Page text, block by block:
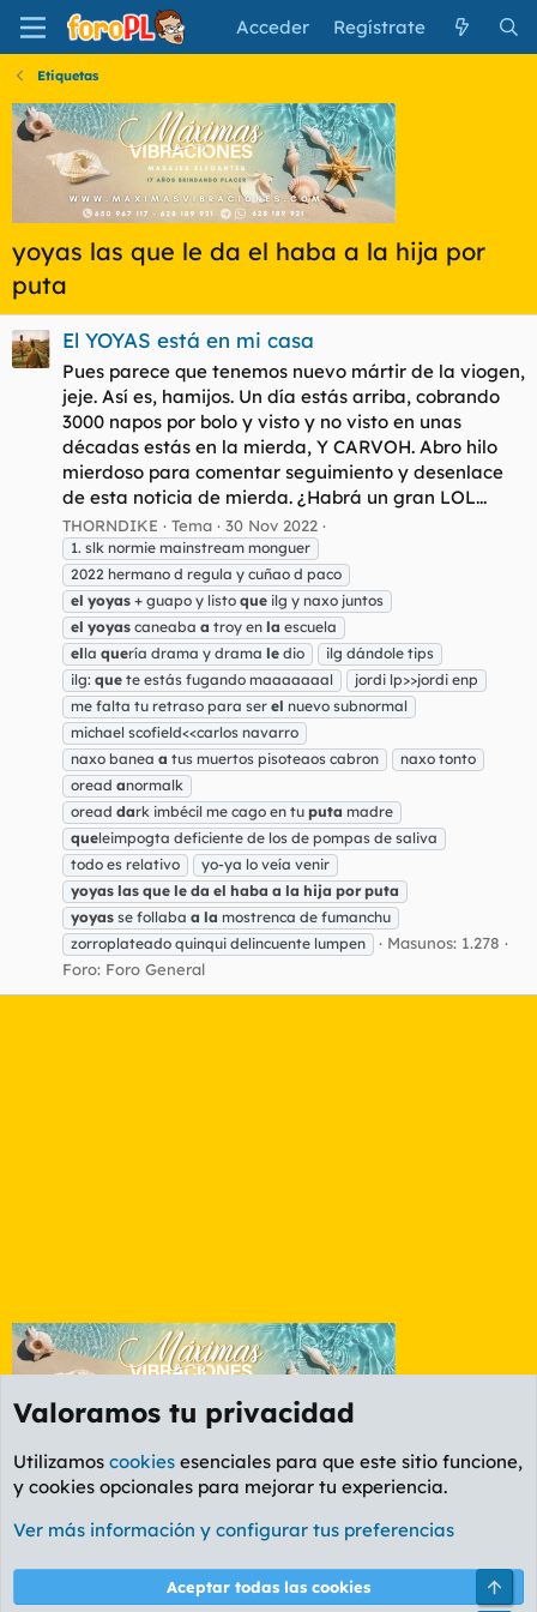
Acceder Regístrate
Etiquetas
yoyas las que le da el haba a la hija por
puta
El YOYAS está en mi casa
Pues parece que tenemos nuevo mártir de la viogen,
jeje. Así es, hamijos. Un día estás arriba, cobrando
3000 napos por bolo y visto y no visto en unas
décadas estás en la mierda, Y CARVOH. Abro hilo
mierdoso para comentar seguimiento y desenlace
de esta noticia de mierda. ¿Habrá un gran LOL...
THORNDIKE Tema 30 Nov 2022
1. slk normie mainstream monguer
2022 hermano d regula y cuñao d paco
el yoyas + guapo y listo que ilg y naxo juntos
el yoyas caneaba a troy en la escuela
ella quería drama y drama le dio
ilg dándole tips
ilg: que te estás fugando maaaaaaal
jordi lp>>jordi enp
me falta tu retraso para ser el nuevo subnormal
michael scofield<<carlos navarro
naxo banea a tus muertos pisoteaos cabron
naxo tonto
oread anormalk
oread dark imbécil me cago en tu puta madre
queleimpogta deficiente de los de pompas de saliva
todo es relativo
yo-ya lo veía venir
yoyas las que le da el haba a la hija por puta
yoyas se follaba a la mostrenca de fumanchu
zorroplateado quinqui delincuente lumpen
Masunos: 1.278
Foro: Foro General
Etiquetas
Cookies
PL OLDSTYLE AMARILLO
Términos y reglas Política de privacidad Ayuda
Valoramos tu privacidad
Utilizamos cookies esenciales para que este sitio funcione,
y cookies opcionales para mejorar tu experiencia.
Ver más información y configurar tus preferencias
Aceptar todas las cookies